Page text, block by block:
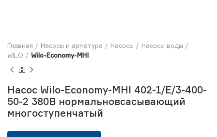
Главная Насосы и арматура Насосы
Насосы воды
WILO
Wilo-Economy-MHI
Насос Wilo-Economy-MHI 402-1/E/3-400-
50-2 380В нормальновсасывающий
многоступенчатый